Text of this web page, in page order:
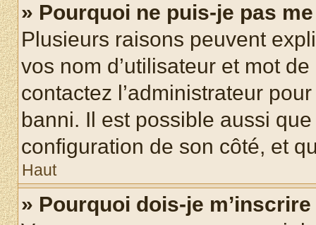
» Pourquoi ne puis-je pas
Plusieurs raisons peuvent
vos nom d’utilisateur et mot
contactez l’administrateur
banni. Il est possible aussi
configuration de son côté, et
Haut
» Pourquoi dois-je